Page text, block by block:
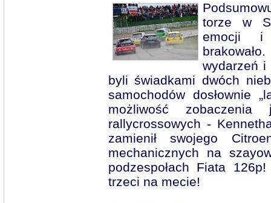
torze w
emocji i
wydarzeń
byli świadkami dwóch
samochodów dosłownie
możliwość
rallycrossowych -
zamienił swojego
mechanicznych na
podzespołach Fiata
trzeci na mecie!